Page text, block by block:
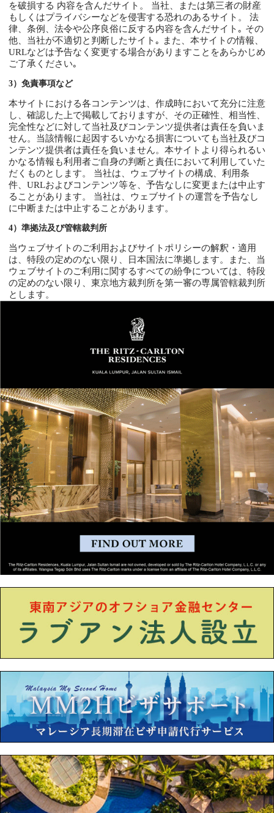
を破損する 内容を含んだサイト。 当社、または第三者の財産
もしくはプライバシーなどを侵害する恐れのあるサイト。 法
律、条例、法令や公序良俗に反する内容を含んだサイト｡ その
他、当社が不適切と判断したサイト｡ また、本サイトの情報、
URLなどは予告なく変更する場合がありますことをあらかじめ
ご了承ください｡
3）免責事項など
本サイトにおける各コンテンツは、作成時において充分に注意
し、確認した上で掲載しておりますが、その正確性、相当性、
完全性などに対して当社及びコンテンツ提供者は責任を負いま
せん。当該情報に起因するいかなる損害についても当社及びコ
ンテンツ提供者は責任を負いません。本サイトより得られるい
かなる情報も利用者ご自身の判断と責任において利用していた
だくものとします。 当社は、ウェブサイトの構成、利用条
件、URLおよびコンテンツ等を、予告なしに変更または中止す
ることがあります。 当社は、ウェブサイトの運営を予告なし
に中断または中止することがあります。
4）準拠法及び管轄裁判所
当ウェブサイトのご利用およびサイトポリシーの解釈・適用
は、特段の定めのない限り、日本国法に準拠します。また、当
ウェブサイトのご利用に関するすべての紛争については、特段
の定めのない限り、東京地方裁判所を第一審の専属管轄裁判所
とします。